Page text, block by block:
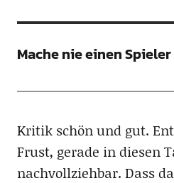
Mache nie einen
Kritik schön und gut.
Frust, gerade in diesen
nachvollziehbar. Dass